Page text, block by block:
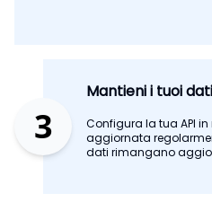
3
Mantieni i tuoi
Configura la tua API
aggiornata
dati rimangano